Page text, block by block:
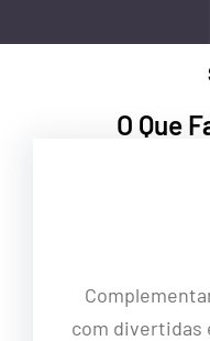
O Que
com divertidas